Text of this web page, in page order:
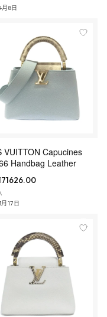
8日
VUITTON Capucines
Handbag Leather
17日